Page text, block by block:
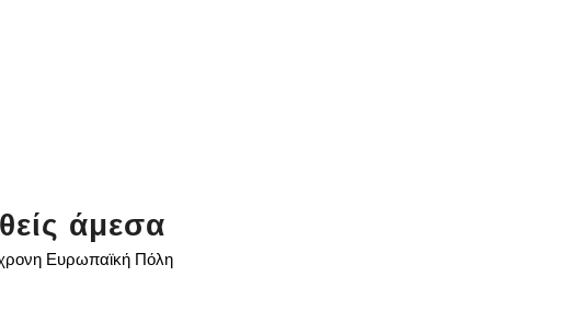
άμεσα
Ευρωπαϊκή Πόλη